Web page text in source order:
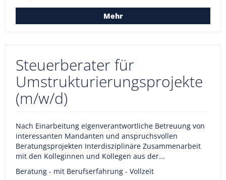
Mehr
Steuerberater für
Umstrukturierungsprojekte
(m/w/d)
Nach Einarbeitung eigenverantwortliche Betreuung von
interessanten Mandanten und anspruchsvollen
Beratungsprojekten Interdisziplinäre Zusammenarbeit
mit den Kolleginnen und Kollegen aus der...
Beratung - mit Berufserfahrung - Vollzeit